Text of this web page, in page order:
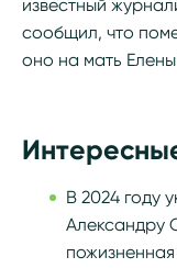
известный
сообщил, что
оно на мать
В 2024 году
Александру